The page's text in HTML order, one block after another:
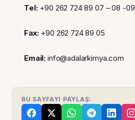
Tel:+90 262 724 89 07 – 08 -09
Fax: +90 262 724 89 05
Email: info@adalarkimya.com
BU SAYFAYI PAYLAŞ: